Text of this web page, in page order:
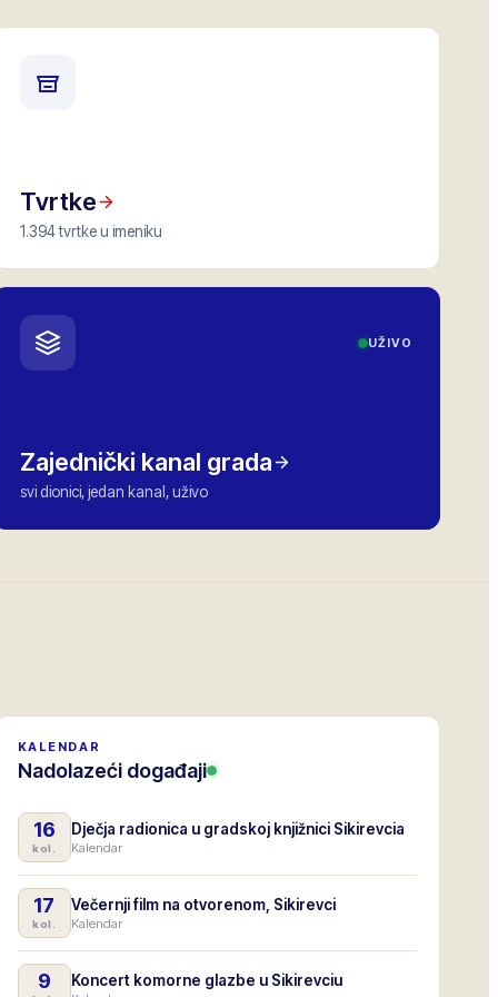
Tvrtke
1.394 tvrtke u imeniku
UŽIVO
Zajednički kanal grada
svi dionici, jedan kanal, uživo
KALENDAR
Nadolazeći događaji
16
kol.
Dječja radionica u gradskoj knjižnici Sikirevcia
Kalendar
17
kol.
Večernji film na otvorenom, Sikirevci
Kalendar
9 Koncert komorne glazbe u Sikirevciu